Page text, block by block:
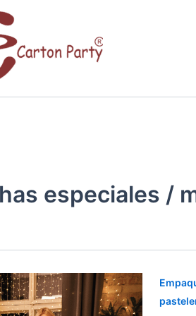
especiales /
LAS